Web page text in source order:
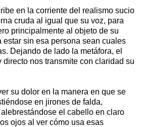
en la corriente del realismo sucio
cruda al igual que su voz, para
principalmente al objeto de su
estar sin esa persona sean cuales
Dejando de lado la metáfora, el
directo nos transmite con claridad su
su dolor en la manera en que se
en jirones de falda,
el cabello en claro
ojos al ver cómo usa esas